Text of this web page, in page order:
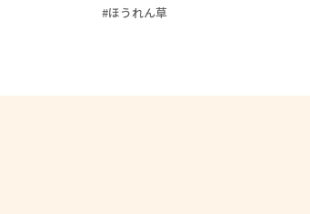
ほうれん草